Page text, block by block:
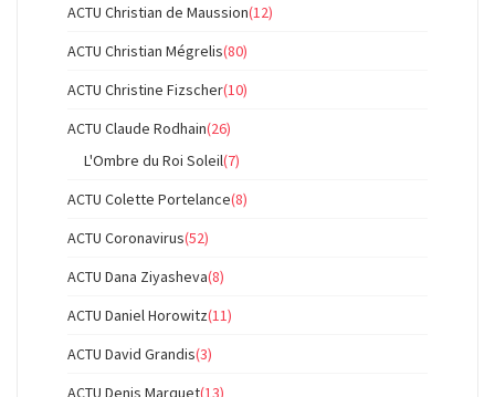
ACTU Christian de Maussion(12)
ACTU Christian Mégrelis(80)
ACTU Christine Fizscher(10)
ACTU Claude Rodhain(26)
L'Ombre du Roi Soleil(7)
ACTU Colette Portelance(8)
ACTU Coronavirus(52)
ACTU Dana Ziyasheva(8)
ACTU Daniel Horowitz(11)
ACTU David Grandis(3)
ACTU Denis Marquet(13)